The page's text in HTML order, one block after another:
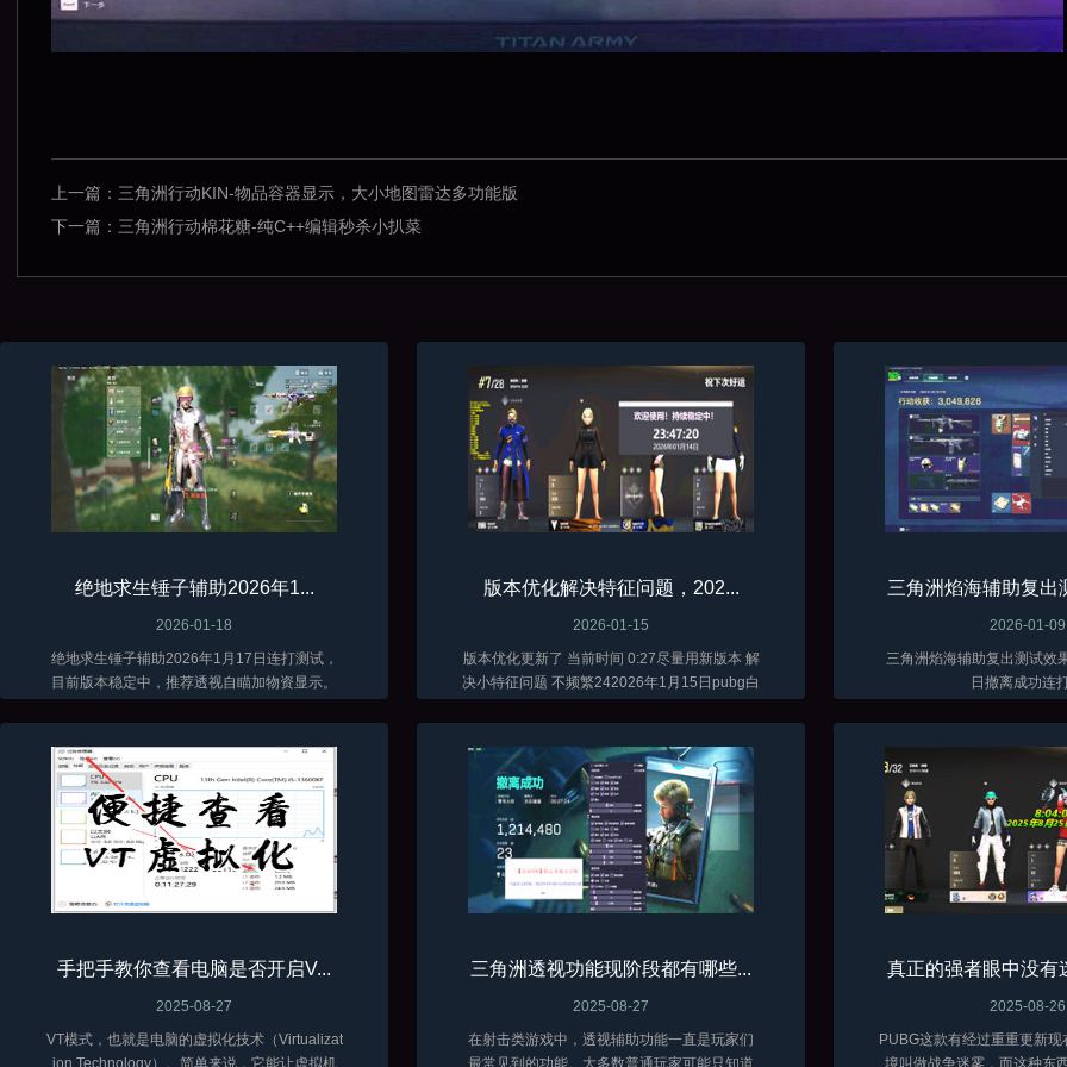
上一篇： 三角洲行动KIN-物品容器显示，大小地图雷达多功能版
下一篇： 三角洲行动棉花糖-纯C++编辑秒杀小扒菜
绝地求生锤子辅助2026年1...
2026-01-18
绝地求生锤子辅助2026年1月17日连打测试，
目前版本稳定中，推荐透视自瞄加物资显示。
版本优化解决特征问题，202...
2026-01-15
版本优化更新了 当前时间 0:27尽量用新版本 解
决小特征问题 不频繁242026年1月15日pubg白
三角洲焰海辅助复出
2026-01-09
三角洲焰海辅助复出测试效
日撤离成功连
手把手教你查看电脑是否开启V...
2025-08-27
VT模式，也就是电脑的虚拟化技术（Virtualizat
ion Technology）。简单来说，它能让虚拟机
三角洲透视功能现阶段都有哪些...
2025-08-27
在射击类游戏中，透视辅助功能一直是玩家们
最常见到的功能。大多数普通玩家可能只知道
真正的强者眼中没有
2025-08-26
PUBG这款有经过重重更新
境叫做战争迷雾，而这种东